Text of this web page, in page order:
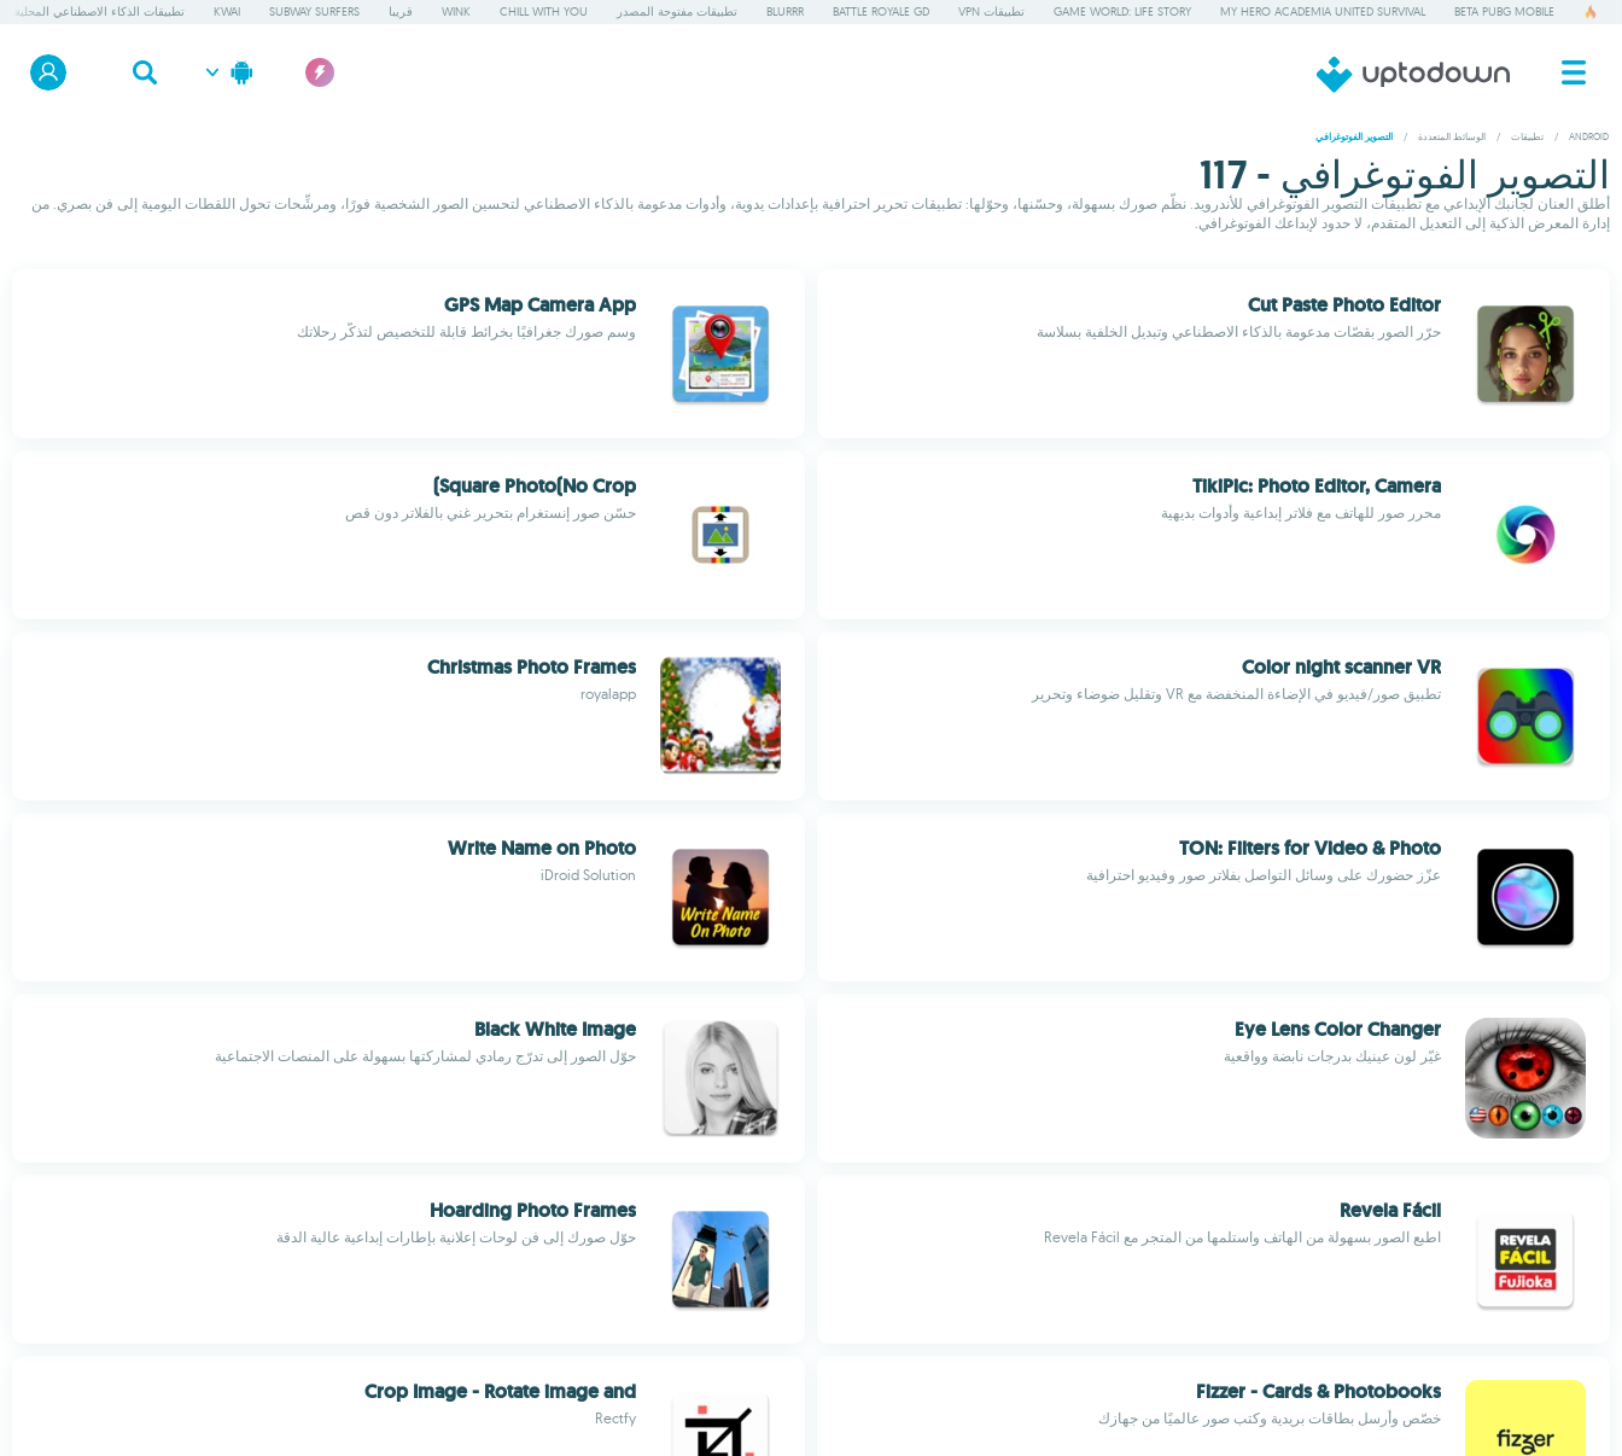
BETA PUBG MOBILE
MY HERO ACADEMIA UNITED SURVIVAL
GAME WORLD: LIFE STORY تطبيقات VPN BATTLE ROYALE GD
BLURRR تطبيقات مفتوحة المصدر CHILL WITH YOU
WINK قريبا SUBWAY SURFERS
KWAI تطبيقات الذكاء الاصطناعي المحلية
ANDROID
/ تطبيقات / الوسائط المتعددة / التصوير الفوتوغرافي
التصوير الفوتوغرافي - 117
أطلق العنان لجانبك الإبداعي مع تطبيقات التصوير الفوتوغرافي للأندرويد. نظّم صورك بسهولة، وحسّنها، وحوّلها: تطبيقات تحرير احترافية بإعدادات يدوية، وأدوات مدعومة بالذكاء الاصطناعي لتحسين الصور الشخصية فورًا، ومرشِّحات تحول اللقطات اليومية إلى فن بصري. من
إدارة المعرض الذكية إلى التعديل المتقدم، لا حدود لإبداعك الفوتوغرافي.
Cut Paste Photo Editor
حرّر الصور بقصّات مدعومة بالذكاء الاصطناعي وتبديل الخلفية بسلاسة
GPS Map Camera App
وسم صورك جغرافيًا بخرائط قابلة للتخصيص لتذكّر رحلاتك
TikiPic: Photo Editor, Camera
محرر صور للهاتف مع فلاتر إبداعية وأدوات بديهية
Square Photo(No Crop)
حسّن صور إنستغرام بتحرير غني بالفلاتر دون قص
Color night scanner VR
تطبيق صور/فيديو في الإضاءة المنخفضة مع VR وتقليل ضوضاء وتحرير
Christmas Photo Frames
royalapp
TON: Filters for Video & Photo
عزّز حضورك على وسائل التواصل بفلاتر صور وفيديو احترافية
Write Name on Photo
iDroid Solution
Eye Lens Color Changer
غيّر لون عينيك بدرجات نابضة وواقعية
Black White Image
حوّل الصور إلى تدرّج رمادي لمشاركتها بسهولة على المنصات الاجتماعية
Revela Fácil
اطبع الصور بسهولة من الهاتف واستلمها من المتجر مع Revela Fácil
Hoarding Photo Frames
حوّل صورك إلى فن لوحات إعلانية بإطارات إبداعية عالية الدقة
Fizzer - Cards & Photobooks
خصّص وأرسل بطاقات بريدية وكتب صور عالميًا من جهازك
Crop Image - Rotate image and
Rectfy